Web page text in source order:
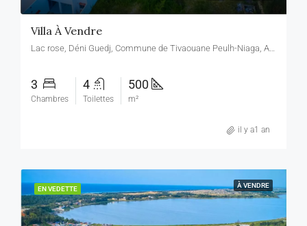
Villa À Vendre
Lac rose, Déni Guedj, Commune de Tivaouane Peulh-Niaga, Arrondissement de Bambylor, Département de Rufisque, Région de Dakar, Sénégal, Lac rose, Déni Guedj, Commune de Tivaouane Peulh-Niaga, Arrondissement de Bambylor, Département de Rufisque, Région de Dakar, Sénégal
3
Chambres
4
Toilettes
500
m²
il y a1 an
EN VEDETTE À VENDRE